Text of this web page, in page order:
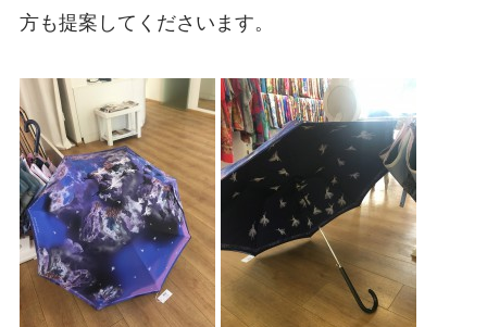
方も提案してくださいます。